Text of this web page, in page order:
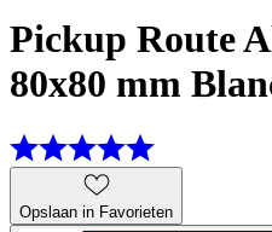
Pickup Route
80x80 mm
Opslaan in Favorieten